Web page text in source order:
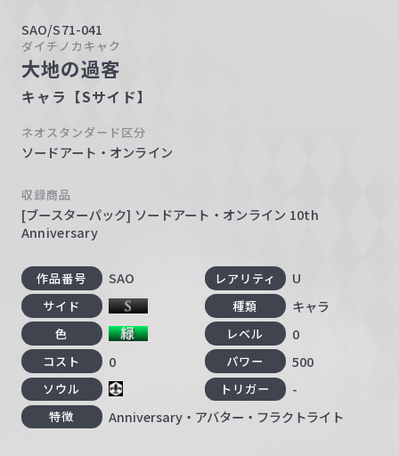
SAO/S71-041
ダイチノカキャク
大地の過客
キャラ【Sサイド】
ネオスタンダード区分
ソードアート・オンライン
収録商品
[ブースターパック] ソードアート・オンライン 10th
Anniversary
作品番号 SAO レアリティ U
サイド 種類 キャラ
色 レベル 0
コスト 0 パワー 500
ソウル トリガー -
特徴 Anniversary・アバター・フラクトライト